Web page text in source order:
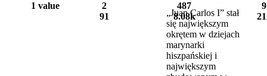
1 value
2
91
487
8.08k
9
„Juan Carlos I” stał
się największym
okrętem w dziejach
marynarki
hiszpańskiej i
największym